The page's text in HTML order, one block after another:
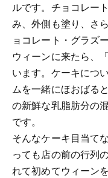
ルです。チョコレー
み、外側も塗り、さ
ョコレート・グラズ
ウィーンに来たら、
います。ケーキにつ
ムを一緒にほおばる
の新鮮な乳脂肪分の
です。
そんなケーキ目当て
っても店の前の行列
れて初めてウィーン